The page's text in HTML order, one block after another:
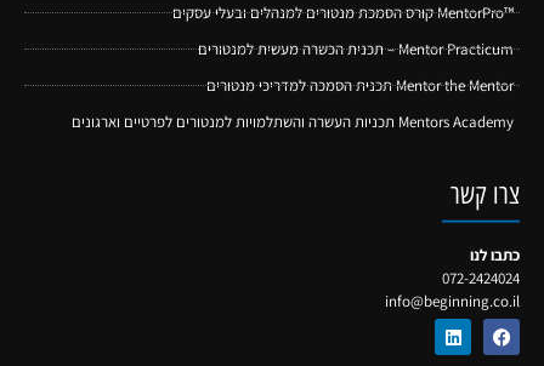
™MentorPro קורס הסמכת מנטורים למנהלים ובעלי עסקים
Mentor Practicum – תכנית הכשרה מעשית למנטורים
Mentor the Mentor תכנית הסמכה למדריכי מנטורים
Mentors Academy תכניות העשרה והשתלמויות למנטורים לפרטיים וארגונים
צרו קשר
כתבו לנו
072-2424024
info@beginning.co.il